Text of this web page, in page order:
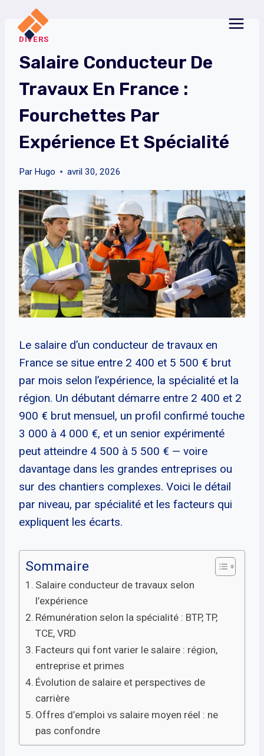
contenu
DIVERS
Salaire Conducteur De
Travaux En France :
Fourchettes Par
Expérience Et Spécialité
Par Hugo avril 30, 2026
Le salaire d’un conducteur de travaux en
France se situe entre 2 400 et 5 500 € brut
par mois selon l’expérience, la spécialité et la
région. Un débutant démarre entre 2 400 et 2
900 € brut mensuel, un profil confirmé touche
3 000 à 4 000 €, et un senior expérimenté
peut atteindre 4 500 à 5 500 € — voire
davantage dans les grandes entreprises ou
sur des chantiers complexes. Voici le détail
par niveau, par spécialité et les facteurs qui
expliquent les écarts.
Sommaire
Salaire conducteur de travaux selon
l’expérience
Rémunération selon la spécialité : BTP, TP,
TCE, VRD
Facteurs qui font varier le salaire : région,
entreprise et primes
Évolution de salaire et perspectives de
carrière
Offres d’emploi vs salaire moyen réel : ne
pas confondre